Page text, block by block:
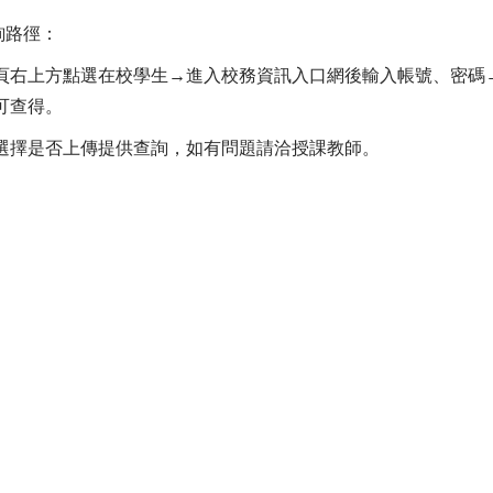
徑：
右上方點選在校學生→進入校務資訊入口網後輸入帳號、密
查得。
擇是否上傳提供查詢，如有問題請洽授課教師。